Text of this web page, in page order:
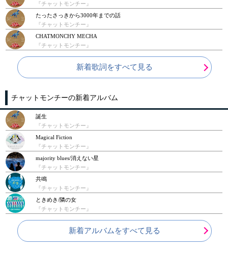
『チャットモンチー』
たったさっきから3000年までの話
『チャットモンチー』
CHATMONCHY MECHA
『チャットモンチー』
新着歌詞をすべて見る
チャットモンチーの新着アルバム
誕生
『チャットモンチー』
Magical Fiction
『チャットモンチー』
majority blues/消えない星
『チャットモンチー』
共鳴
『チャットモンチー』
ときめき/隣の女
『チャットモンチー』
新着アルバムをすべて見る